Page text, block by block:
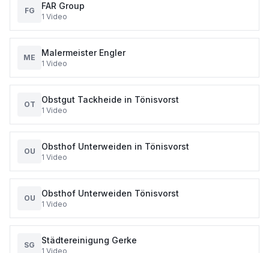
FG FAR Group
1 Video
ME Malermeister Engler
1 Video
OT Obstgut Tackheide in Tönisvorst
1 Video
OU Obsthof Unterweiden in Tönisvorst
1 Video
OU Obsthof Unterweiden Tönisvorst
1 Video
SG Städtereinigung Gerke
1 Video